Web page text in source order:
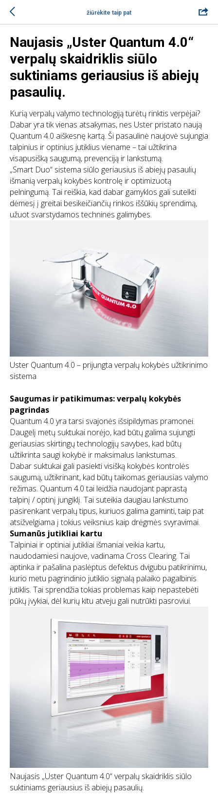
žiūrėkite taip pat
Naujasis „Uster Quantum 4.0“
verpalų skaidriklis siūlo
suktiniams geriausius iš abiejų
pasaulių.
Kurią verpalų valymo technologiją turėtų rinktis verpėjai?
Dabar yra tik vienas atsakymas, nes Uster pristato naują
Quantum 4.0 aiškesnę kartą. Ši pasaulinė naujovė sujungia
talpinius ir optinius jutiklius viename – tai užtikrina
visapusišką saugumą, prevenciją ir lankstumą.
„Smart Duo“ sistema siūlo geriausius iš abiejų pasaulių
išmanią verpalų kokybės kontrolę ir optimizuotą
pelningumą. Tai reiškia, kad dabar gamyklos gali sutelkti
dėmesį į greitai besikeičiančių rinkos iššūkių sprendimą,
užuot svarstydamos technines galimybes.
Uster Quantum 4.0 – prijungta verpalų kokybės užtikrinimo
sistema
Saugumas ir patikimumas: verpalų kokybės
pagrindas
Quantum 4.0 yra tarsi svajonės išsipildymas pramonei.
Daugelį metų suktukai norėjo, kad būtų galima sujungti
geriausias skirtingų technologijų savybes, kad būtų
užtikrinta saugi kokybė ir maksimalus lankstumas.
Dabar suktukai gali pasiekti visišką kokybės kontrolės
saugumą, užtikrinant, kad būtų taikomas geriausias valymo
režimas. Quantum 4.0 tai leidžia naudojant paprastą
talpinį / optinį jungiklį. Tai suteikia daugiau lankstumo
pasirenkant verpalų tipus, kuriuos galima gaminti, taip pat
atsižvelgiama į tokius veiksnius kaip drėgmės svyravimai.
Sumanūs jutikliai kartu
Talpiniai ir optiniai jutikliai išmaniai veikia kartu,
naudodamiesi naujove, vadinama Cross Clearing. Tai
aptinka ir pašalina paslėptus defektus dvigubu patikrinimu,
kurio metu pagrindinio jutiklio signalą palaiko pagalbinis
jutiklis. Tai sprendžia tokias problemas kaip nepastebėti
pūkų įvykiai, dėl kurių kitu atveju gali nutrūkti pasroviui.
Naujasis „Uster Quantum 4.0“ verpalų skaidriklis siūlo
suktiniams geriausius iš abiejų pasaulių.